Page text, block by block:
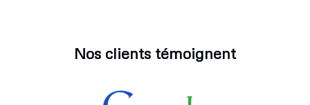
Nos clients témoignent